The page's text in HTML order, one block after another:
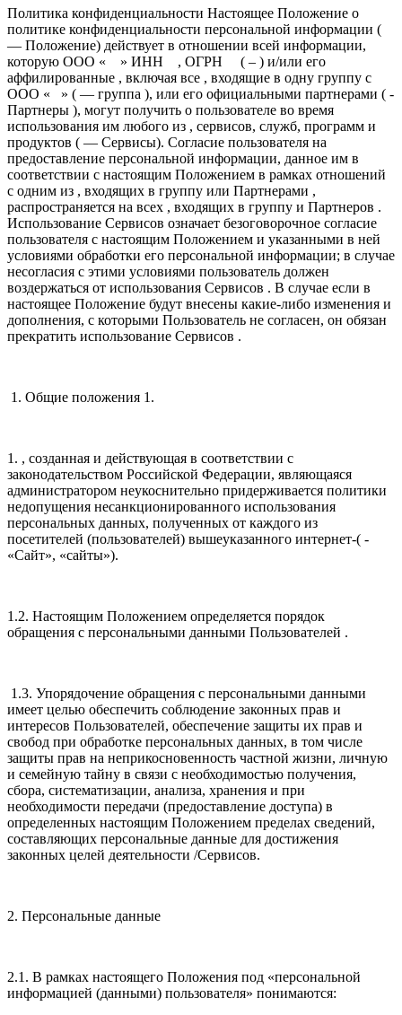
Политика конфиденциальности Настоящее Положение о
политике конфиденциальности персональной информации (
— Положение) действует в отношении всей информации,
которую ООО « » ИНН , ОГРН ( – ) и/или его
аффилированные , включая все , входящие в одну группу с
ООО « » ( — группа ), или его официальными партнерами ( -
Партнеры ), могут получить о пользователе во время
использования им любого из , сервисов, служб, программ и
продуктов ( — Сервисы). Согласие пользователя на
предоставление персональной информации, данное им в
соответствии с настоящим Положением в рамках отношений
с одним из , входящих в группу или Партнерами ,
распространяется на всех , входящих в группу и Партнеров .
Использование Сервисов означает безоговорочное согласие
пользователя с настоящим Положением и указанными в ней
условиями обработки его персональной информации; в случае
несогласия с этими условиями пользователь должен
воздержаться от использования Сервисов . В случае если в
настоящее Положение будут внесены какие-либо изменения и
дополнения, с которыми Пользователь не согласен, он обязан
прекратить использование Сервисов .
1. Общие положения 1.
1. , созданная и действующая в соответствии с
законодательством Российской Федерации, являющаяся
администратором неукоснительно придерживается политики
недопущения несанкционированного использования
персональных данных, полученных от каждого из
посетителей (пользователей) вышеуказанного интернет-( -
«Сайт», «сайты»).
1.2. Настоящим Положением определяется порядок
обращения с персональными данными Пользователей .
1.3. Упорядочение обращения с персональными данными
имеет целью обеспечить соблюдение законных прав и
интересов Пользователей, обеспечение защиты их прав и
свобод при обработке персональных данных, в том числе
защиты прав на неприкосновенность частной жизни, личную
и семейную тайну в связи с необходимостью получения,
сбора, систематизации, анализа, хранения и при
необходимости передачи (предоставление доступа) в
определенных настоящим Положением пределах сведений,
составляющих персональные данные для достижения
законных целей деятельности /Сервисов.
2. Персональные данные
2.1. В рамках настоящего Положения под «персональной
информацией (данными) пользователя» понимаются: